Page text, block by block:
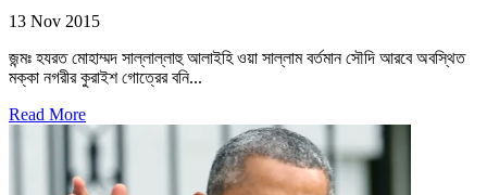
13 Nov 2015
জন্মঃ হযরত মোহাম্মদ সাল্লাল্লাহু আলাইহি ওয়া সাল্লাম বর্তমান সৌদি আরবে অবস্থিত
মক্কা নগরীর কুরাইশ গোত্রের বনি...
Read More